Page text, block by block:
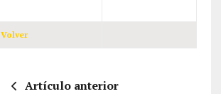
Volver
Artículo anterior